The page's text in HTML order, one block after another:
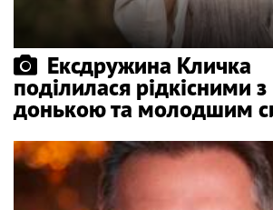
Ексдружина Кличка
поділилася рідкісними з
донькою та молодшим